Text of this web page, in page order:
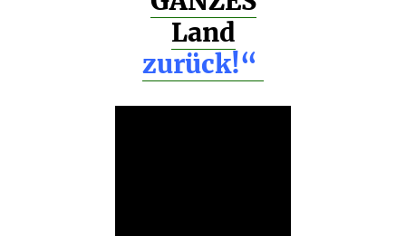
Land
zurück!“